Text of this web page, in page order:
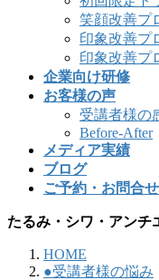
笑顔改善プ
印象改善プ
印象改善プ
企業向け研修
お客様の声
受講者様の
Before-After
メディア実績
ブログ
ご予約・お問合せ
たるみ・シワ・アンチ
HOME
●受講者様の悩み